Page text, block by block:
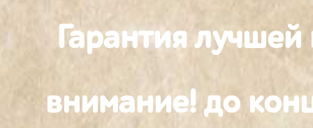
Гарантия
внимание! до